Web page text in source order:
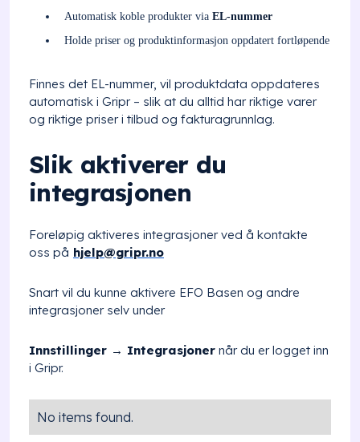
Automatisk koble produkter via EL-nummer
Holde priser og produktinformasjon oppdatert fortløpende
Finnes det EL-nummer, vil produktdata oppdateres
automatisk i Gripr – slik at du alltid har riktige varer
og riktige priser i tilbud og fakturagrunnlag.
Slik aktiverer du
integrasjonen
Foreløpig aktiveres integrasjoner ved å kontakte
oss på hjelp@gripr.no
Snart vil du kunne aktivere EFO Basen og andre
integrasjoner selv under
Innstillinger → Integrasjoner når du er logget inn
i Gripr.
No items found.